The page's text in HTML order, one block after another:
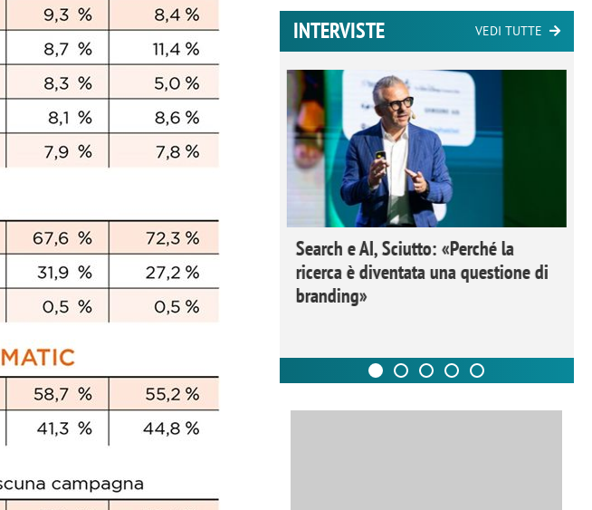
INTERVISTE VEDI TUTTE
Ricerche di mercato. Neri, Ipsos
Doxa: «Non basta più descrivere i
fenomeni: bisogna comprenderli e
tradurli in azioni»
Search e AI, Sciutto: «Perché la
ricerca è diventata una questione di
branding»